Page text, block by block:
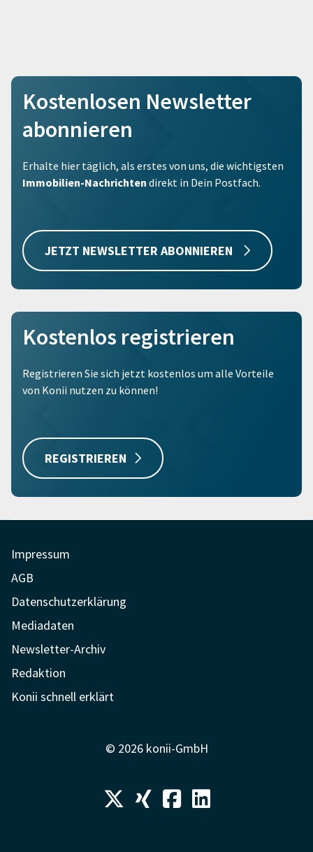
Kostenlosen Newsletter
abonnieren
Erhalte hier täglich, als erstes von uns, die wichtigsten
Immobilien-Nachrichten direkt in Dein Postfach.
JETZT NEWSLETTER ABONNIEREN
Kostenlos registrieren
Registrieren Sie sich jetzt kostenlos um alle Vorteile
von Konii nutzen zu können!
REGISTRIEREN
Impressum
AGB
Datenschutzerklärung
Mediadaten
Newsletter-Archiv
Redaktion
Konii schnell erklärt
© 2026 konii-GmbH